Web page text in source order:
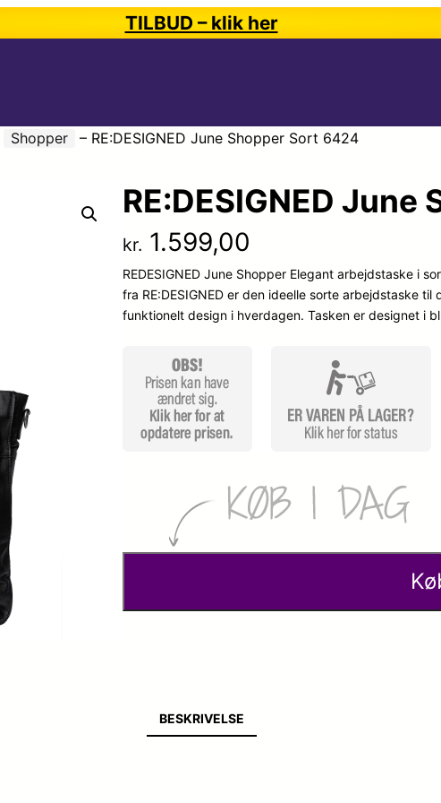
TILBUD – klik her
Shopper – RE:DESIGNED June Shopper Sort 6424
RE:DESIGNED
kr. 1.599,00
REDESIGNED June Shopper Elegant arbejdstaske i
fra RE:DESIGNED er den ideelle sorte arbejdstaske
funktionelt design i hverdagen. Tasken er designet i
BESKRIVELSE